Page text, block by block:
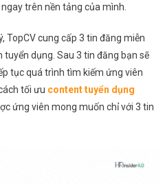
trên nền tảng của mình.
TopCV cung cấp 3 tin đăng miễn
dụng. Sau 3 tin đăng bạn sẽ
tục quá trình tìm kiếm ứng viên
tối ưu content tuyển dụng
ứng viên mong muốn chỉ với 3 tin